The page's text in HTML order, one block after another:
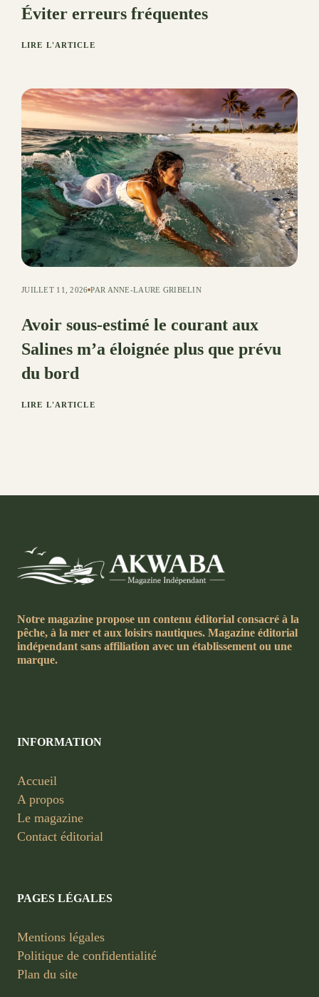
Éviter erreurs fréquentes
LIRE L'ARTICLE
JUILLET 11, 2026 PAR ANNE-LAURE GRIBELIN
Avoir sous-estimé le courant aux
Salines m’a éloignée plus que prévu
du bord
LIRE L'ARTICLE
Notre magazine propose un contenu éditorial consacré à la
pêche, à la mer et aux loisirs nautiques. Magazine éditorial
indépendant sans affiliation avec un établissement ou une
marque.
INFORMATION
Accueil
A propos
Le magazine
Contact éditorial
PAGES LÉGALES
Mentions légales
Politique de confidentialité
Plan du site